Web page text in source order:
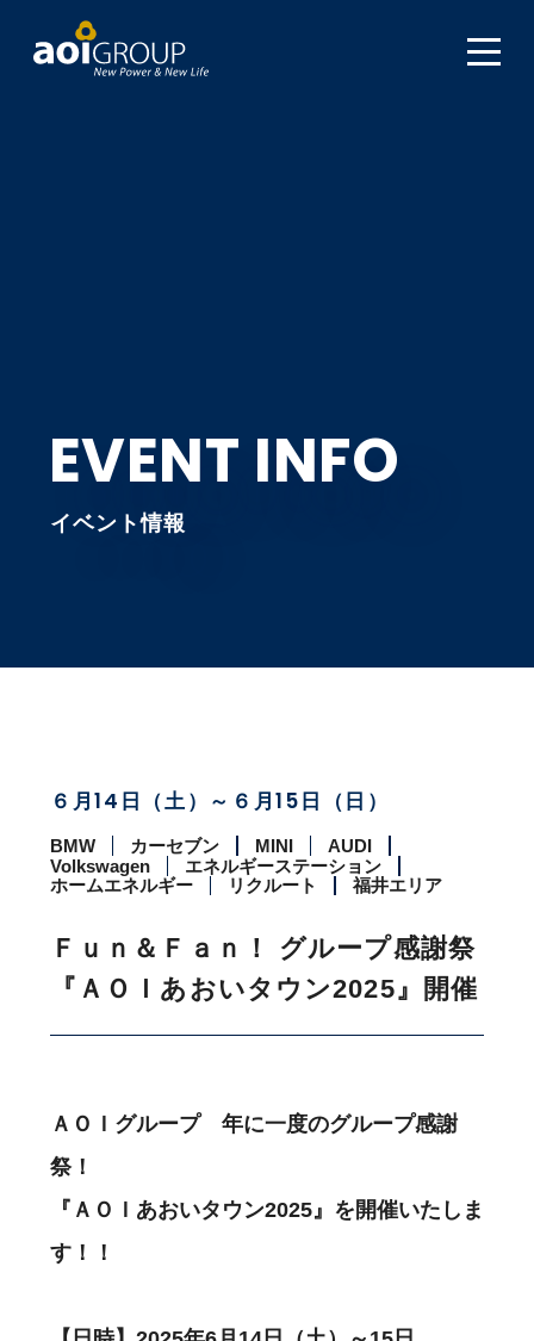
EVENT INFO
イベント情報
６月14日（土）～６月15日（日）
BMW カーセブン MINI
AUDI
Volkswagen
エネルギーステーション
ホームエネルギー
リクルート 福井エリア
Ｆｕｎ＆Ｆａｎ！ グループ感謝祭
『ＡＯＩあおいタウン2025』開催
ＡＯＩグループ 年に一度のグループ感謝
祭！
『ＡＯＩあおいタウン2025』を開催いたしま
す！！